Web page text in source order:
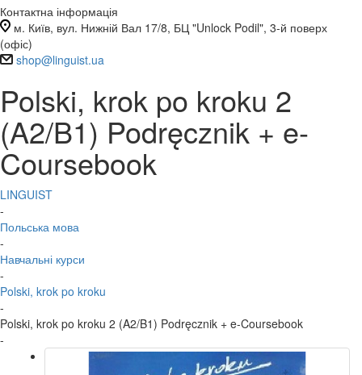
Контактна інформація
м. Київ, вул. Нижній Вал 17/8, БЦ "Unlock Podil", 3-й поверх
(офіс)
shop@linguist.ua
Polski, krok po kroku 2
(A2/B1) Podręcznik + e-
Coursebook
LINGUIST
-
Польська мова
-
Навчальні курси
-
Polski, krok po kroku
-
Polski, krok po kroku 2 (A2/B1) Podręcznik + e-Coursebook
-